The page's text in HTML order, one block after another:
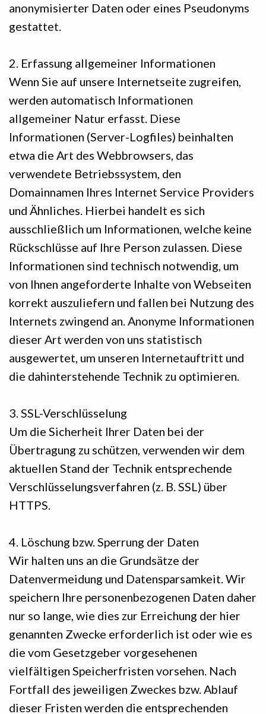
anonymisierter Daten oder eines Pseudonyms
gestattet.
2. Erfassung allgemeiner Informationen
Wenn Sie auf unsere Internetseite zugreifen,
werden automatisch Informationen
allgemeiner Natur erfasst. Diese
Informationen (Server-Logfiles) beinhalten
etwa die Art des Webbrowsers, das
verwendete Betriebssystem, den
Domainnamen Ihres Internet Service Providers
und Ähnliches. Hierbei handelt es sich
ausschließlich um Informationen, welche keine
Rückschlüsse auf Ihre Person zulassen. Diese
Informationen sind technisch notwendig, um
von Ihnen angeforderte Inhalte von Webseiten
korrekt auszuliefern und fallen bei Nutzung des
Internets zwingend an. Anonyme Informationen
dieser Art werden von uns statistisch
ausgewertet, um unseren Internetauftritt und
die dahinterstehende Technik zu optimieren.
3. SSL-Verschlüsselung
Um die Sicherheit Ihrer Daten bei der
Übertragung zu schützen, verwenden wir dem
aktuellen Stand der Technik entsprechende
Verschlüsselungsverfahren (z. B. SSL) über
HTTPS.
4. Löschung bzw. Sperrung der Daten
Wir halten uns an die Grundsätze der
Datenvermeidung und Datensparsamkeit. Wir
speichern Ihre personenbezogenen Daten daher
nur so lange, wie dies zur Erreichung der hier
genannten Zwecke erforderlich ist oder wie es
die vom Gesetzgeber vorgesehenen
vielfältigen Speicherfristen vorsehen. Nach
Fortfall des jeweiligen Zweckes bzw. Ablauf
dieser Fristen werden die entsprechenden